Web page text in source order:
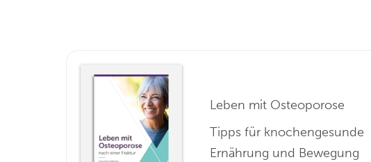
Leben mit Osteoporose
Tipps für knochengesunde
Ernährung und Bewegung